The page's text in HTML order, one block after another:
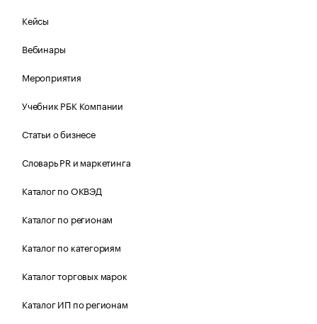
Кейсы
Вебинары
Мероприятия
Учебник РБК Компании
Статьи о бизнесе
Словарь PR и маркетинга
Каталог по ОКВЭД
Каталог по регионам
Каталог по категориям
Каталог торговых марок
Каталог ИП по регионам